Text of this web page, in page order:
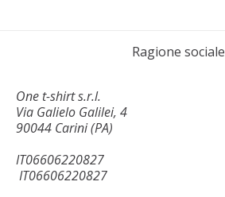
Ragione sociale
One t-shirt s.r.l.
Via Galielo Galilei, 4
90044 Carini (PA)
IT06606220827
IT06606220827